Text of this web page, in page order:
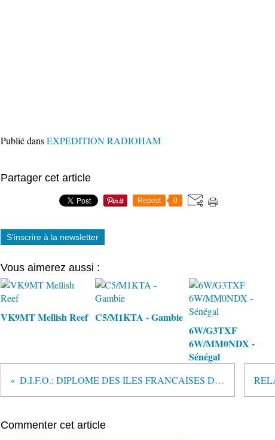
Publié dansEXPEDITION RADIOHAM
Partager cet article
Repost 0
S'inscrire à la newsletter
Vous aimerez aussi :
VK9MT Mellish Reef C5/M1KTA - Gambie
6W/G3TXF
6W/MM0NDX -
Sénégal
D.I.F.O.: DIPLOME DES ILES FRANCAISES D'OUTREMER
Commenter cet article